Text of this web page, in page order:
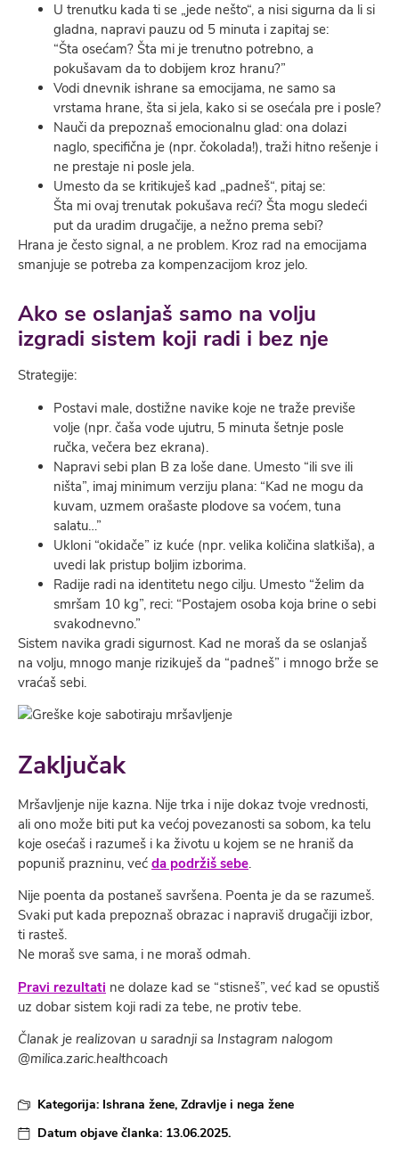
U trenutku kada ti se „jede nešto“, a nisi sigurna da li si
gladna, napravi pauzu od 5 minuta i zapitaj se:
“Šta osećam? Šta mi je trenutno potrebno, a
pokušavam da to dobijem kroz hranu?”
Vodi dnevnik ishrane sa emocijama, ne samo sa
vrstama hrane, šta si jela, kako si se osećala pre i posle?
Nauči da prepoznaš emocionalnu glad: ona dolazi
naglo, specifična je (npr. čokolada!), traži hitno rešenje i
ne prestaje ni posle jela.
Umesto da se kritikuješ kad „padneš“, pitaj se:
Šta mi ovaj trenutak pokušava reći? Šta mogu sledeći
put da uradim drugačije, a nežno prema sebi?
Hrana je često signal, a ne problem. Kroz rad na emocijama
smanjuje se potreba za kompenzacijom kroz jelo.
Ako se oslanjaš samo na volju
izgradi sistem koji radi i bez nje
Strategije:
Postavi male, dostižne navike koje ne traže previše
volje (npr. čaša vode ujutru, 5 minuta šetnje posle
ručka, večera bez ekrana).
Napravi sebi plan B za loše dane. Umesto “ili sve ili
ništa”, imaj minimum verziju plana: “Kad ne mogu da
kuvam, uzmem orašaste plodove sa voćem, tuna
salatu…”
Ukloni “okidače” iz kuće (npr. velika količina slatkiša), a
uvedi lak pristup boljim izborima.
Radije radi na identitetu nego cilju. Umesto “želim da
smršam 10 kg”, reci: “Postajem osoba koja brine o sebi
svakodnevno.”
Sistem navika gradi sigurnost. Kad ne moraš da se oslanjaš
na volju, mnogo manje rizikuješ da “padneš” i mnogo brže se
vraćaš sebi.
Zaključak
Mršavljenje nije kazna. Nije trka i nije dokaz tvoje vrednosti,
ali ono može biti put ka većoj povezanosti sa sobom, ka telu
koje osećaš i razumeš i ka životu u kojem se ne hraniš da
popuniš prazninu, već da podržiš sebe.
Nije poenta da postaneš savršena. Poenta je da se razumeš.
Svaki put kada prepoznaš obrazac i napraviš drugačiji izbor,
ti rasteš.
Ne moraš sve sama, i ne moraš odmah.
Pravi rezultati ne dolaze kad se “stisneš”, već kad se opustiš
uz dobar sistem koji radi za tebe, ne protiv tebe.
Članak je realizovan u saradnji sa Instagram nalogom
@milica.zaric.healthcoach
Kategorija: Ishrana žene, Zdravlje i nega žene
Datum objave članka: 13.06.2025.